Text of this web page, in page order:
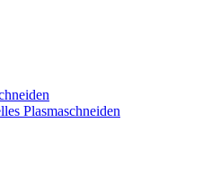
Plasmaschneiden